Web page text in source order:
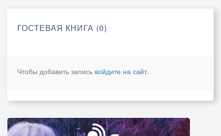
ГОСТЕВАЯ КНИГА (0)
Чтобы добавить запись войдите на сайт.